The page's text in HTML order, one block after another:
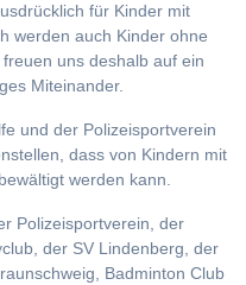
für Kinder mit
werden auch Kinder ohne
uns deshalb auf ein
Miteinander.
und der Polizeisportverein
dass von Kindern mit
werden kann.
Polizeisportverein, der
der SV Lindenberg, der
Badminton Club